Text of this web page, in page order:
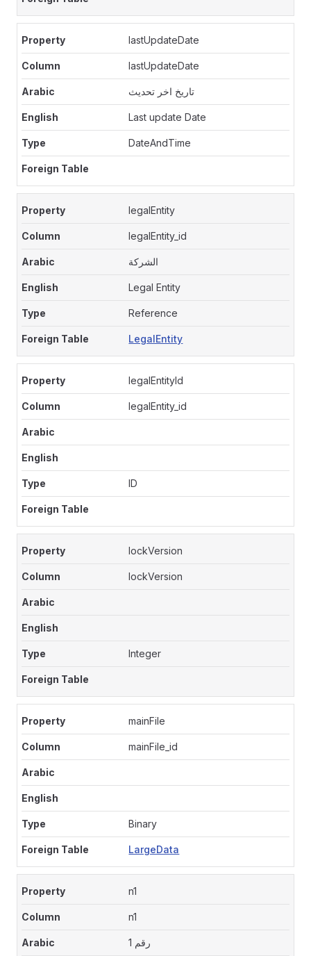
lastUpdateDate
lastUpdateDate
تاريخ اخر تحديث
Last update Date
DateAndTime
legalEntity
legalEntity_id
الشركة
Legal Entity
Reference
LegalEntity
legalEntityId
legalEntity_id
ID
lockVersion
lockVersion
Integer
mainFile
mainFile_id
Binary
LargeData
n1
n1
رقم 1